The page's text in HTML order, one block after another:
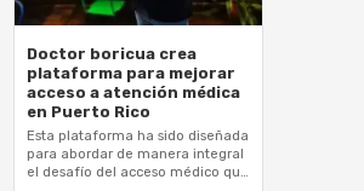
Doctor boricua crea
plataforma para mejorar
acceso a atención médica
en Puerto Rico
Esta plataforma ha sido diseñada
para abordar de manera integral
el desafío del acceso médico que